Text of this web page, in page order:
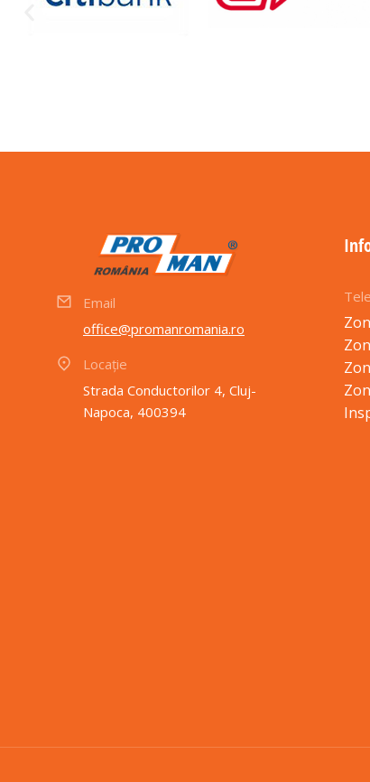
Email
office@promanromania.ro
Locație
Strada Conductorilor 4, Cluj-
Napoca, 400394